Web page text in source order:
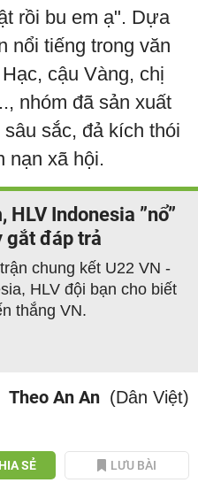
rồi bu em ạ". Dựa
nổi tiếng trong văn
cậu Vàng, chị
nhóm đã sản xuất
sắc, đả kích thói
nạn xã hội.
Indonesia ”nổ”
gắt đáp trả
chung kết U22 VN -
HLV đội bạn cho biết
thắng VN.
Theo An An (Dân Việt)
SẺ LƯU BÀI